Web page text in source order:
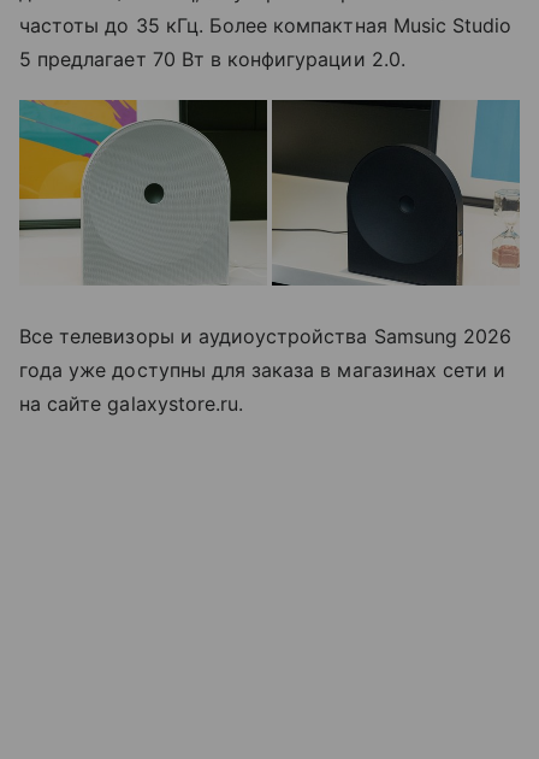
частоты до 35 кГц. Более компактная Music Studio
5 предлагает 70 Вт в конфигурации 2.0.
Все телевизоры и аудиоустройства Samsung 2026
года уже доступны для заказа в магазинах сети и
на сайте galaxystore.ru.